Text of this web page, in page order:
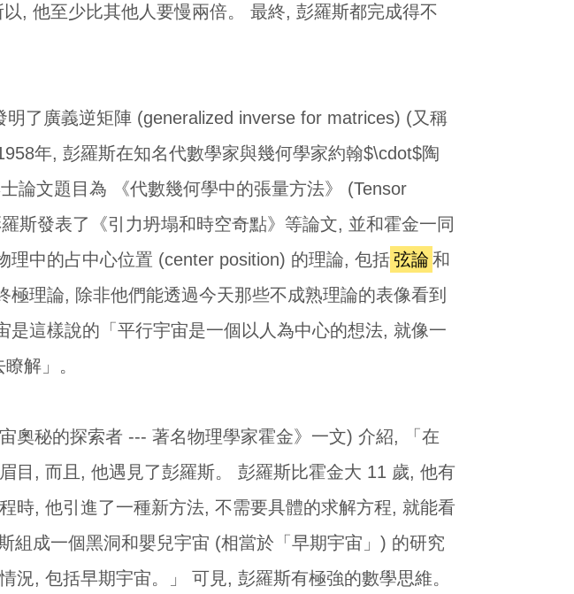
, 他至少比其他人要慢兩倍。 最終, 彭羅斯都完成得不
了廣義逆矩陣 (generalized inverse for matrices) (又稱
年, 彭羅斯在知名代數學家與幾何學家約翰$\cdot$陶
論文題目為 《代數幾何學中的張量方法》 (Tensor
斯發表了《引力坍塌和時空奇點》等論文, 並和霍金一同
中的占中心位置 (center position) 的理論, 包括弦論 和
理論, 除非他們能透過今天那些不成熟理論的表像看到
這樣說的「平行宇宙是一個以人為中心的想法, 就像一
解」。
奧秘的探索者 --- 著名物理學家霍金》一文) 介紹, 「在
目, 而且, 他遇見了彭羅斯。 彭羅斯比霍金大 11 歲, 他有
時, 他引進了一種新方法, 不需要具體的求解方程, 就能看
組成一個黑洞和嬰兒宇宙 (相當於「早期宇宙」) 的研究
, 包括早期宇宙。」 可見, 彭羅斯有極強的數學思維。